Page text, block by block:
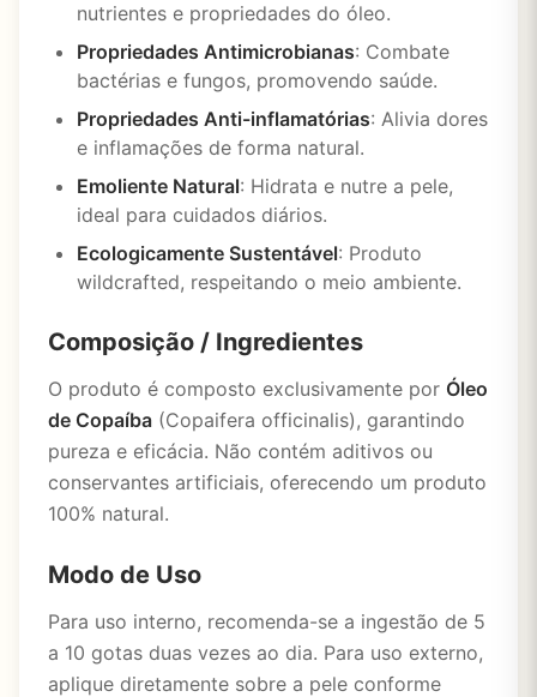
nutrientes e propriedades do óleo.
Propriedades Antimicrobianas: Combate
bactérias e fungos, promovendo saúde.
Propriedades Anti-inflamatórias: Alivia dores
e inflamações de forma natural.
Emoliente Natural: Hidrata e nutre a pele,
ideal para cuidados diários.
Ecologicamente Sustentável: Produto
wildcrafted, respeitando o meio ambiente.
Composição / Ingredientes
O produto é composto exclusivamente por Óleo
de Copaíba (Copaifera officinalis), garantindo
pureza e eficácia. Não contém aditivos ou
conservantes artificiais, oferecendo um produto
100% natural.
Modo de Uso
Para uso interno, recomenda-se a ingestão de 5
a 10 gotas duas vezes ao dia. Para uso externo,
aplique diretamente sobre a pele conforme